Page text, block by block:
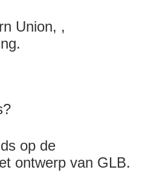
Union, ,
op de
ontwerp van GLB.